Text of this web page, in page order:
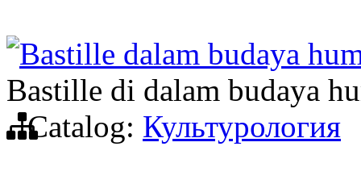
Bastille dalam budaya
Bastille di dalam budaya
Catalog: Культурология